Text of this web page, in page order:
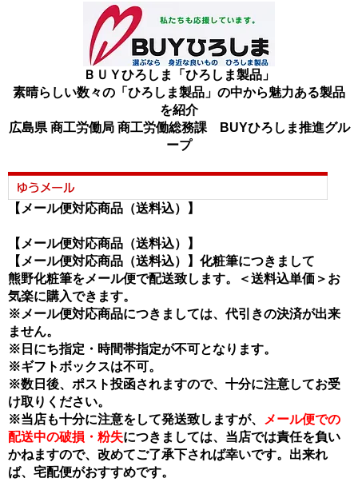
ＢＵＹひろしま「ひろしま製品」
素晴らしい数々の「ひろしま製品」の中から魅力ある製品
を紹介
広島県 商工労働局 商工労働総務課 BUYひろしま推進グル
ープ
【メール便対応商品（送料込）】
【メール便対応商品（送料込）】
【メール便対応商品（送料込）】化粧筆につきまして
熊野化粧筆をメール便で配送致します。＜送料込単価＞お
気楽に購入できます。
※メール便対応商品につきましては、代引きの決済が出来
ません。
※日にち指定・時間帯指定が不可となります。
※ギフトボックスは不可。
※数日後、ポスト投函されますので、十分に注意してお受
け取りください。
※当店も十分に注意をして発送致しますが、
メール便での
配送中の破損・粉失につきましては、当店では責任を負い
かねますので、改めてご了承下されば幸いです。出来れ
ば、宅配便がおすすめです。